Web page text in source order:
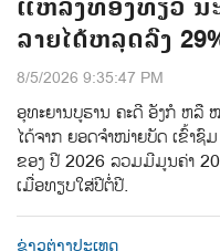
ແຫລ່ງທ່ອງທ່ຽວ ນ
ລາຍໄດ້ຫລຸດລົງ
8/5/2026 9:35:47 PM
ອຸທະຍານບູຮານ ຄະດີ ອັງກໍ ຫລື
ໄດ້ຈາກ ຍອດຈຳໜ່າຍບັດ ເຂົ້າຊົ
ຂອງ ປີ 2026 ລວມມີມູນຄ່າ
ເມື່ອທຽບໃສ່ປີຕໍ່ປີ.
ຂ່າວຕ່າງປະເທດ